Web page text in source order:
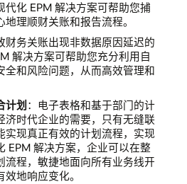
代化 EPM 解决方案可帮助您捕
理顺财关账和报告流程。
财务关账出现非数据原因延迟的
解决方案可帮助您充分利用自
全和风险问题，从而高效管理和
计划 ：电子表格和基于部门的计
济时代企业的需要，只有无缝联
实现真正有效的计划流程，实现
EPM 解决方案，企业可以在整
流程，敏捷地面向所有业务线开
地响应变化。